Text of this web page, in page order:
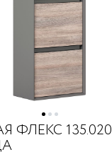
ФЛЕКС 135.020